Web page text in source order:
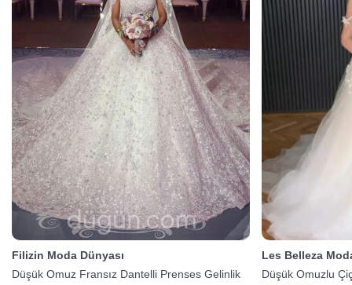
Filizin Moda Dünyası
Düşük Omuz Fransız Dantelli Prenses Gelinlik
Les Belleza
Düşük Omuzlu